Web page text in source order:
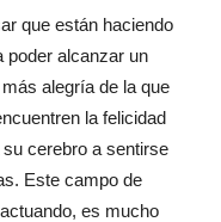
que están haciendo
poder alcanzar un
alegría de la que
la felicidad
cerebro a sentirse
Este campo de
es mucho